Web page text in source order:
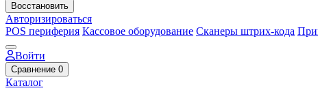
Восстановить
Авторизироваться
POS периферия Кассовое оборудование Сканеры штрих-кода
Войти
Сравнение 0
Каталог